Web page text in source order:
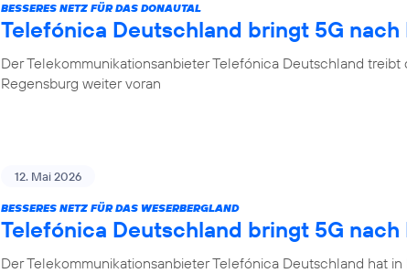
BESSERES NETZ FÜR DAS DONAUTAL
Telefónica Deutschland bringt 5G
Der Telekommunikationsanbieter Telefónica Deutschland treibt
Regensburg weiter voran
12. Mai 2026
BESSERES NETZ FÜR DAS WESERBERGLAND
Telefónica Deutschland bringt 5G nach
Der Telekommunikationsanbieter Telefónica Deutschland hat